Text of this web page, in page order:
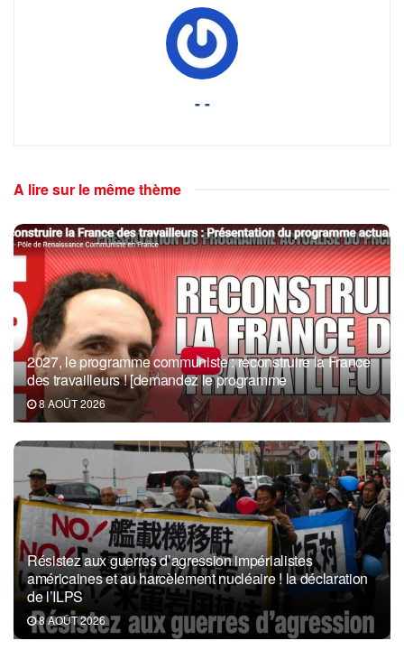
- -
A lire sur le même thème
2027, le programme communiste : reconstruire la France
des travailleurs ! [demandez le programme
8 AOÛT 2026
Résistez aux guerres d’agression impérialistes
américaines et au harcèlement nucléaire ! la déclaration
de l’ILPS
8 AOÛT 2026